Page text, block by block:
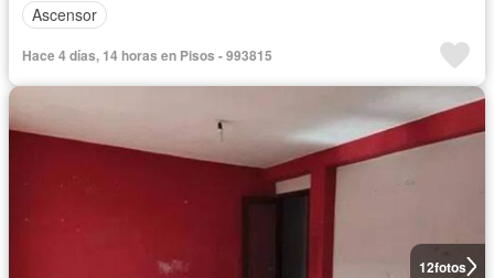
Ascensor
Hace 4 días, 14 horas en Pisos - 993815
12fotos